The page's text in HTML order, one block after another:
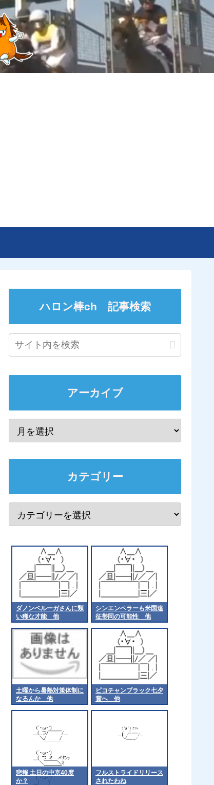
ハロン棒ch 記事検索
アーカイブ
カテゴリー
ダノンベルーガさんに類
い稀な才能 他
シンエンペラーも米国遠
征帯同の可能性 他
土曜から暑熱対策体制に
なるんか 他
ピコチャンブラック七夕
賞へ 他
悲報 土日の中京40度
か？
フルストライドリリース
されたわね